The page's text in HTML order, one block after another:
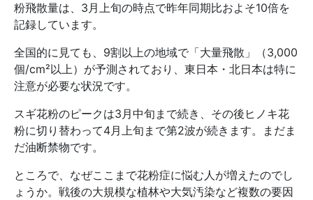
粉飛散量は、3月上旬の時点で昨年同期比およそ10倍を
記録しています。
全国的に見ても、9割以上の地域で「大量飛散」（3,000
個/cm²以上）が予測されており、東日本・北日本は特に
注意が必要な状況です。
スギ花粉のピークは3月中旬まで続き、その後ヒノキ花
粉に切り替わって4月上旬まで第2波が続きます。まだま
だ油断禁物です。
ところで、なぜここまで花粉症に悩む人が増えたのでし
ょうか。戦後の大規模な植林や大気汚染など複数の要因